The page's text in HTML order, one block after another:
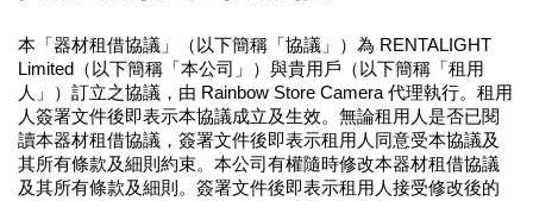
本「器材租借協議」（以下簡稱「協議」）為 RENTALIGHT
Limited（以下簡稱「本公司」）與貴用戶（以下簡稱「租用
人」）訂立之協議，由 Rainbow Store Camera 代理執行。租用
人簽署文件後即表示本協議成立及生效。無論租用人是否已閱
讀本器材租借協議，簽署文件後即表示租用人同意受本協議及
其所有條款及細則約束。本公司有權隨時修改本器材租借協議
及其所有條款及細則。簽署文件後即表示租用人接受修改後的